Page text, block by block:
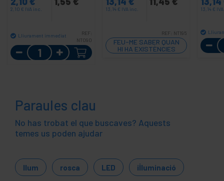
2,10 € IVA inc.
Lliurament immediat
REF:
NT090
Quantitat
13,14 € IVA inc.
REF: NT195
FEU-ME SABER QUAN
HI HA EXISTÈNCIES
13,14 €
Paraules clau
No has trobat el que buscaves? Aquests
temes us poden ajudar
llum rosca LED il·luminació